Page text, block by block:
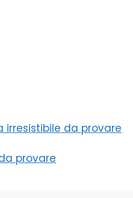
irresistibile da provare
provare